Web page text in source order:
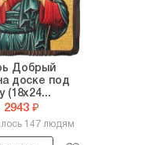
Добрый
доске под
(18х24...
2943 ₽
147 людям